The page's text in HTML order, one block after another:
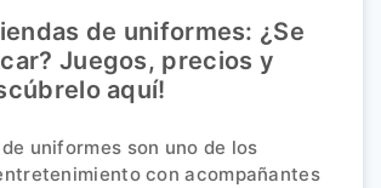
de uniformes: ¿Se
Juegos, precios y
aquí!
uniformes son uno de los
con acompañantes